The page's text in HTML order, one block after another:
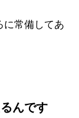
に常備してあ
んです